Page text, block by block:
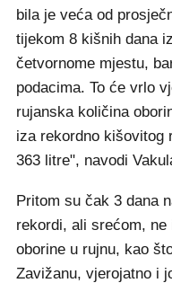
bila je veća od
tijekom 8 kišnih dana
četvornome mjestu,
podacima. To će vrlo
rujanska količina
iza rekordno kišovitog
363 litre", navodi
Pritom su čak 3 dana
rekordi, ali srećom,
oborine u rujnu, kao
Zavižanu, vjerojatno i